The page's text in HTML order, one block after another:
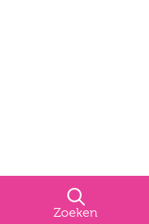
Zoeken